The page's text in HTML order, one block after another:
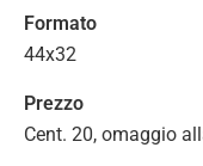
Formato
44x32
Prezzo
Cent. 20, omaggio